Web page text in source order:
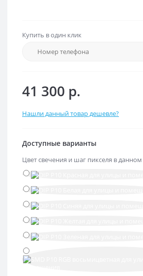
Купить в один клик
41 300 р.
Нашли данный товар дешевле?
Доступные варианты
Цвет свечения и шаг пикселя в